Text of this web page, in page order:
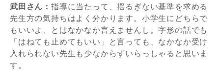
武田さん： 指導に当たって、揺るぎない基準を求める
先生方の気持ちはよく分かります。小学生にどちらで
もいいよ、とはなかなか言えませんし。字形の話でも
「はねても止めてもいい」と言っても、なかなか受け
入れられない先生も少なからずいらっしゃると思いま
す。